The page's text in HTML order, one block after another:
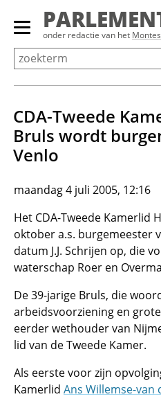
Overslaan
Primair
menu
tonen/verbergen
onder redactie van het
CDA-Tweede
Bruls wordt
Venlo
maandag 4 juli 2005, 12:16
Het CDA-Tweede Kamerlid
oktober a.s. burgemeester
datum J.J. Schrijen op, die
waterschap Roer en
De 39-jarige Bruls, die
arbeidsvoorziening en
eerder wethouder van
lid van de Tweede Kamer.
Als eerste voor zijn
Kamerlid Ans Willemse-van